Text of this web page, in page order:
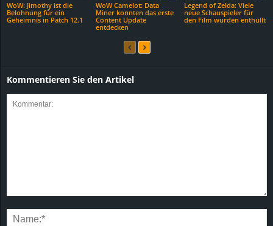
WoW: Jimothy ist die
Belohnung für ein
Geheimnis in Patch 12.1
WoW Camelot: Data
Miner konnten das erste
Content Update
entdecken
Legend of Zelda: Viele
neue Schauspieler für
den Film wurden enthüllt
Kommentieren Sie den Artikel